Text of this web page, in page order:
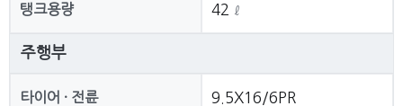
탱크용량 42 ℓ
주행부
타이어 · 전륜 9.5X16/6PR